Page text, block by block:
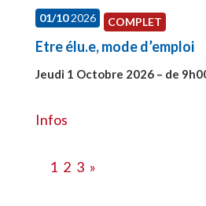
01/102026 COMPLET
Etre élu.e, mode d’emploi
Jeudi 1 Octobre 2026 – de
Infos
1 2 3 »